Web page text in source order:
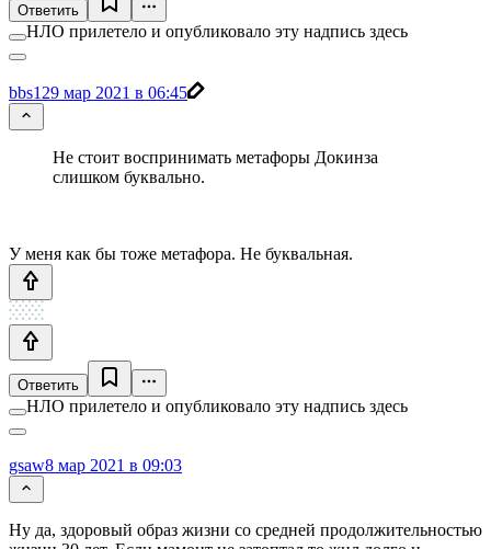
Ответить
НЛО прилетело и опубликовало эту надпись здесь
bbs129 мар 2021 в 06:45
Не стоит воспринимать метафоры Докинза
слишком буквально.
У меня как бы тоже метафора. Не буквальная.
Ответить
НЛО прилетело и опубликовало эту надпись здесь
gsaw8 мар 2021 в 09:03
Ну да, здоровый образ жизни со средней продолжительностью